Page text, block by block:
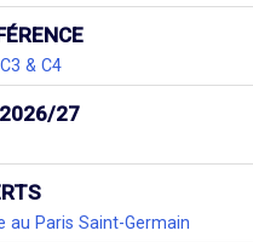
& C4
2026/27
au Paris Saint-Germain